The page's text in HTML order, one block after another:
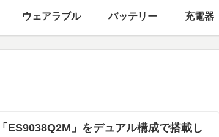
ウェアラブル バッテリー 充電器
ES9038Q2M」をデュアル構成で搭載し